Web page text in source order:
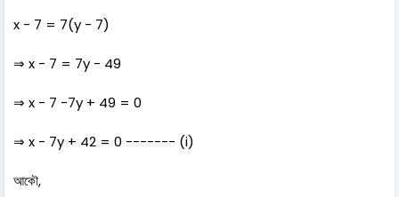
x - 7 = 7(y - 7)
⇒ x - 7 = 7y - 49
⇒ x - 7 -7y + 49 = 0
⇒ x - 7y + 42 = 0 ------- (i)
আকৌ,